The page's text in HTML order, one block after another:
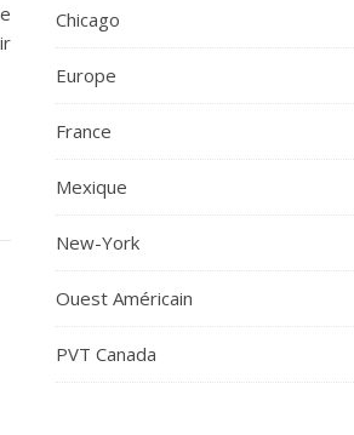
Chicago
Europe
France
Mexique
New-York
Ouest Américain
PVT Canada